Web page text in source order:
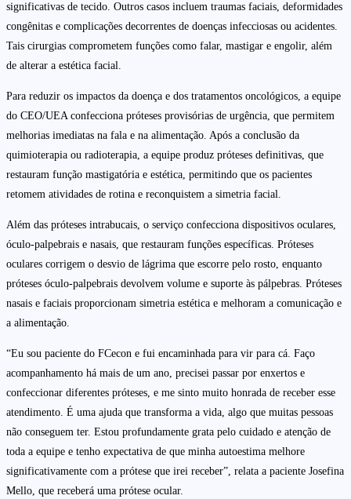
significativas de tecido. Outros casos incluem traumas faciais, deformidades
congênitas e complicações decorrentes de doenças infecciosas ou acidentes.
Tais cirurgias comprometem funções como falar, mastigar e engolir, além
de alterar a estética facial.
Para reduzir os impactos da doença e dos tratamentos oncológicos, a equipe
do CEO/UEA confecciona próteses provisórias de urgência, que permitem
melhorias imediatas na fala e na alimentação. Após a conclusão da
quimioterapia ou radioterapia, a equipe produz próteses definitivas, que
restauram função mastigatória e estética, permitindo que os pacientes
retomem atividades de rotina e reconquistem a simetria facial.
Além das próteses intrabucais, o serviço confecciona dispositivos oculares,
óculo-palpebrais e nasais, que restauram funções específicas. Próteses
oculares corrigem o desvio de lágrima que escorre pelo rosto, enquanto
próteses óculo-palpebrais devolvem volume e suporte às pálpebras. Próteses
nasais e faciais proporcionam simetria estética e melhoram a comunicação e
a alimentação.
“Eu sou paciente do FCecon e fui encaminhada para vir para cá. Faço
acompanhamento há mais de um ano, precisei passar por enxertos e
confeccionar diferentes próteses, e me sinto muito honrada de receber esse
atendimento. É uma ajuda que transforma a vida, algo que muitas pessoas
não conseguem ter. Estou profundamente grata pelo cuidado e atenção de
toda a equipe e tenho expectativa de que minha autoestima melhore
significativamente com a prótese que irei receber”, relata a paciente Josefina
Mello, que receberá uma prótese ocular.